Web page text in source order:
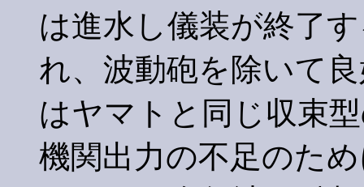
は進水し儀装が終了
れ、波動砲を除いて
はヤマトと同じ収束
機関出力の不足のた